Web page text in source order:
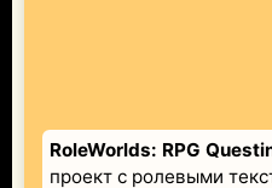
RoleWorlds: RPG
проект с ролевыми